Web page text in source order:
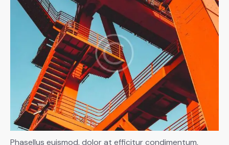
Phasellus euismod, dolor at efficitur condimentum,